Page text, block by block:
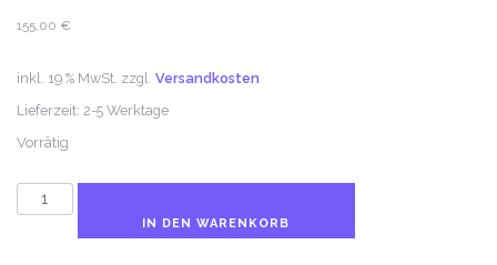
155,00 €
inkl. 19 % MwSt. zzgl. Versandkosten
Lieferzeit: 2-5 Werktage
Vorrätig
INN
IN DEN WARENKORB